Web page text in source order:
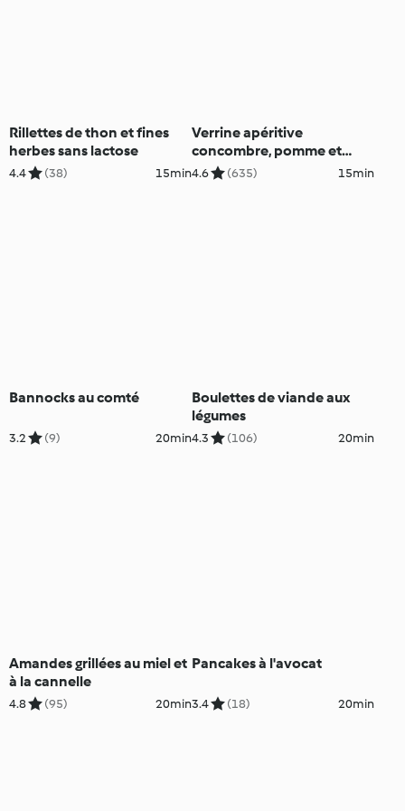
Rillettes de thon et fines
herbes sans lactose
4.4 (38) 15min
Verrine apéritive
concombre, pomme et
saumon fumé
4.6 (635) 15min
Bannocks au comté
3.2 (9) 20min
Boulettes de viande aux
légumes
4.3 (106) 20min
Amandes grillées au miel et
à la cannelle
4.8 (95) 20min
Pancakes à l'avocat
3.4 (18) 20min